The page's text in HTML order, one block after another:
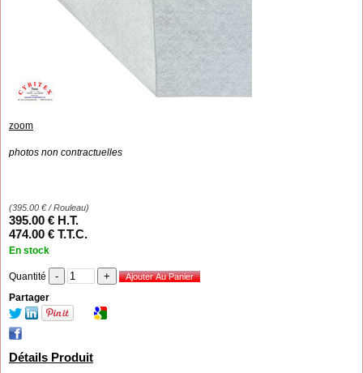
zoom
photos non contractuelles
(395.00 €/ Rouleau)
395.00 € H.T.
474.00 € T.T.C.
En stock
Quantité
Partager
Détails Produit